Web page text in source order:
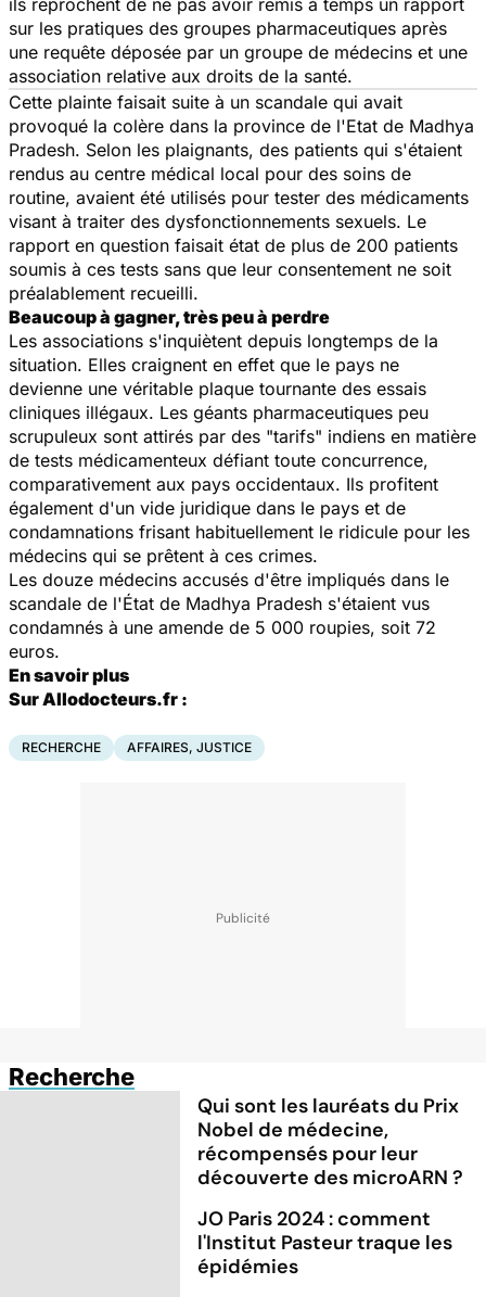
sur les pratiques des groupes pharmaceutiques après
une requête déposée par un groupe de médecins et une
association relative aux droits de la santé.
Cette plainte faisait suite à un scandale qui avait
provoqué la colère dans la province de l'Etat de Madhya
Pradesh. Selon les plaignants, des patients qui s'étaient
rendus au centre médical local pour des soins de
routine, avaient été utilisés pour tester des médicaments
visant à traiter des dysfonctionnements sexuels. Le
rapport en question faisait état de plus de 200 patients
soumis à ces tests sans que leur consentement ne soit
préalablement recueilli.
Beaucoup à gagner, très peu à perdre
Les associations s'inquiètent depuis longtemps de la
situation. Elles craignent en effet que le pays ne
devienne une véritable plaque tournante des essais
cliniques illégaux. Les géants pharmaceutiques peu
scrupuleux sont attirés par des "tarifs" indiens en matière
de tests médicamenteux défiant toute concurrence,
comparativement aux pays occidentaux. Ils profitent
également d'un vide juridique dans le pays et de
condamnations frisant habituellement le ridicule pour les
médecins qui se prêtent à ces crimes.
Les douze médecins accusés d'être impliqués dans le
scandale de l'État de Madhya Pradesh s'étaient vus
condamnés à une amende de 5 000 roupies, soit 72
euros.
En savoir plus
Sur Allodocteurs.fr :
RECHERCHE AFFAIRES, JUSTICE
Recherche
Qui sont les lauréats du Prix
Nobel de médecine,
récompensés pour leur
découverte des microARN ?
JO Paris 2024 : comment
l'Institut Pasteur traque les
épidémies